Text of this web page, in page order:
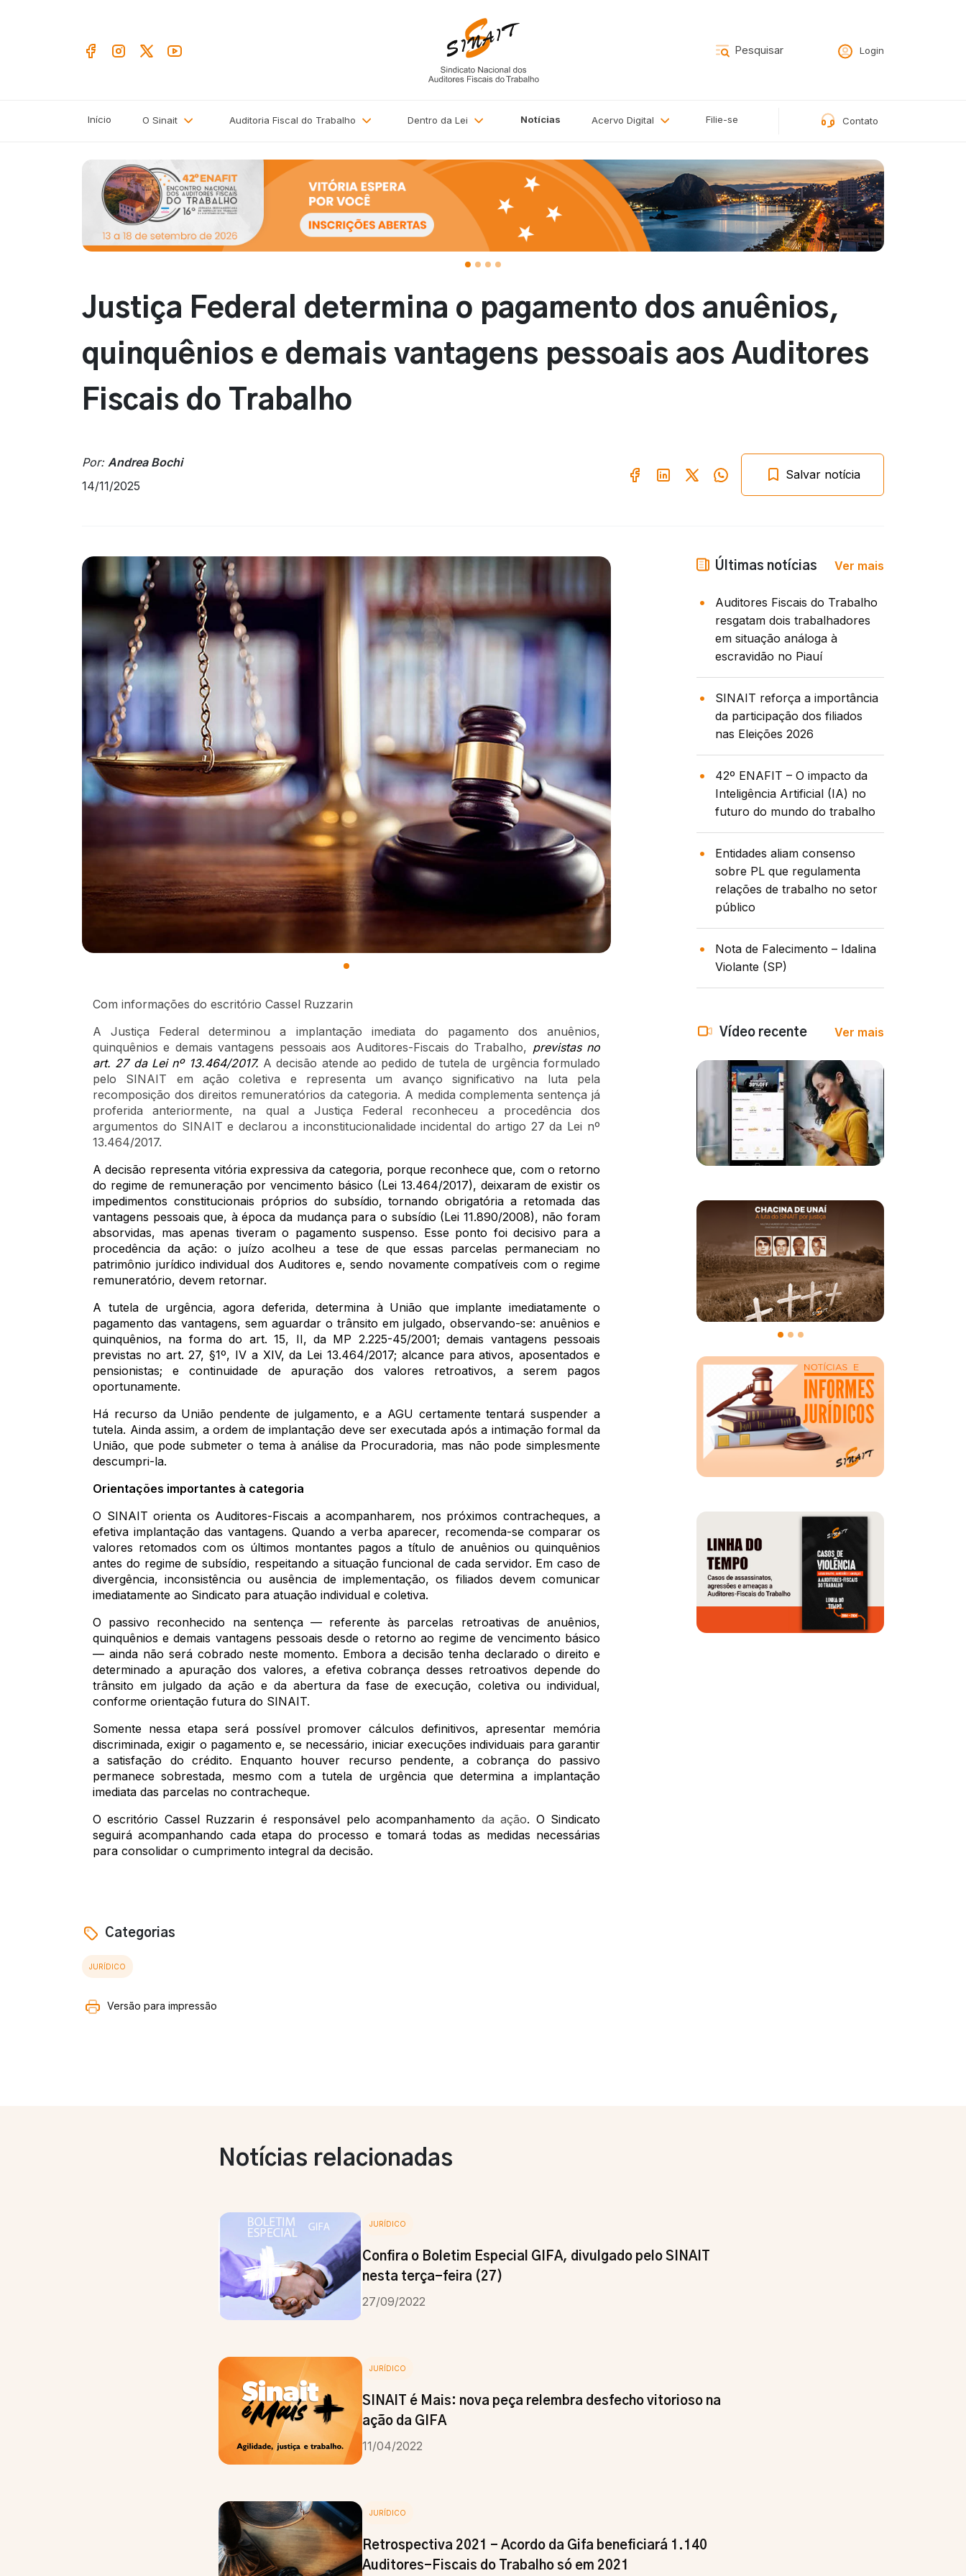
Login
Início O Sinait Auditoria Fiscal do Trabalho Dentro da Lei Notícias Acervo Digital Filie-se Contato
Justiça Federal determina o pagamento dos anuênios,
quinquênios e demais vantagens pessoais aos Auditores
Fiscais do Trabalho
Por: Andrea Bochi
14/11/2025
Salvar notícia
Com informações do escritório Cassel Ruzzarin
A Justiça Federal determinou a implantação imediata do pagamento dos anuênios,
quinquênios e demais vantagens pessoais aos Auditores-Fiscais do Trabalho, previstas no
art. 27 da Lei nº 13.464/2017. A decisão atende ao pedido de tutela de urgência formulado
pelo SINAIT em ação coletiva e representa um avanço significativo na luta pela
recomposição dos direitos remuneratórios da categoria. A medida complementa sentença já
proferida anteriormente, na qual a Justiça Federal reconheceu a procedência dos
argumentos do SINAIT e declarou a inconstitucionalidade incidental do artigo 27 da Lei nº
13.464/2017.
A decisão representa vitória expressiva da categoria, porque reconhece que, com o retorno
do regime de remuneração por vencimento básico (Lei 13.464/2017), deixaram de existir os
impedimentos constitucionais próprios do subsídio, tornando obrigatória a retomada das
vantagens pessoais que, à época da mudança para o subsídio (Lei 11.890/2008), não foram
absorvidas, mas apenas tiveram o pagamento suspenso. Esse ponto foi decisivo para a
procedência da ação: o juízo acolheu a tese de que essas parcelas permaneciam no
patrimônio jurídico individual dos Auditores e, sendo novamente compatíveis com o regime
remuneratório, devem retornar.
A tutela de urgência, agora deferida, determina à União que implante imediatamente o
pagamento das vantagens, sem aguardar o trânsito em julgado, observando-se: anuênios e
quinquênios, na forma do art. 15, II, da MP 2.225-45/2001; demais vantagens pessoais
previstas no art. 27, §1º, IV a XIV, da Lei 13.464/2017; alcance para ativos, aposentados e
pensionistas; e continuidade de apuração dos valores retroativos, a serem pagos
oportunamente.
Há recurso da União pendente de julgamento, e a AGU certamente tentará suspender a
tutela. Ainda assim, a ordem de implantação deve ser executada após a intimação formal da
União, que pode submeter o tema à análise da Procuradoria, mas não pode simplesmente
descumpri-la.
Orientações importantes à categoria
O SINAIT orienta os Auditores-Fiscais a acompanharem, nos próximos contracheques, a
efetiva implantação das vantagens. Quando a verba aparecer, recomenda-se comparar os
valores retomados com os últimos montantes pagos a título de anuênios ou quinquênios
antes do regime de subsídio, respeitando a situação funcional de cada servidor. Em caso de
divergência, inconsistência ou ausência de implementação, os filiados devem comunicar
imediatamente ao Sindicato para atuação individual e coletiva.
O passivo reconhecido na sentença — referente às parcelas retroativas de anuênios,
quinquênios e demais vantagens pessoais desde o retorno ao regime de vencimento básico
— ainda não será cobrado neste momento. Embora a decisão tenha declarado o direito e
determinado a apuração dos valores, a efetiva cobrança desses retroativos depende do
trânsito em julgado da ação e da abertura da fase de execução, coletiva ou individual,
conforme orientação futura do SINAIT.
Somente nessa etapa será possível promover cálculos definitivos, apresentar memória
discriminada, exigir o pagamento e, se necessário, iniciar execuções individuais para garantir
a satisfação do crédito. Enquanto houver recurso pendente, a cobrança do passivo
permanece sobrestada, mesmo com a tutela de urgência que determina a implantação
imediata das parcelas no contracheque.
O escritório Cassel Ruzzarin é responsável pelo acompanhamento da ação. O Sindicato
seguirá acompanhando cada etapa do processo e tomará todas as medidas necessárias
para consolidar o cumprimento integral da decisão.
Categorias
JURÍDICO
Versão para impressão
Últimas notícias Ver mais
Auditores Fiscais do Trabalho
resgatam dois trabalhadores
em situação análoga à
escravidão no Piauí
SINAIT reforça a importância
da participação dos filiados
nas Eleições 2026
42º ENAFIT – O impacto da
Inteligência Artificial (IA) no
futuro do mundo do trabalho
Entidades aliam consenso
sobre PL que regulamenta
relações de trabalho no setor
público
Nota de Falecimento – Idalina
Violante (SP)
Vídeo recente Ver mais
Notícias relacionadas
JURÍDICO
Confira o Boletim Especial GIFA, divulgado pelo SINAIT
nesta terça-feira (27)
27/09/2022
JURÍDICO
SINAIT é Mais: nova peça relembra desfecho vitorioso na
ação da GIFA
11/04/2022
JURÍDICO
Retrospectiva 2021 - Acordo da Gifa beneficiará 1.140
Auditores-Fiscais do Trabalho só em 2021